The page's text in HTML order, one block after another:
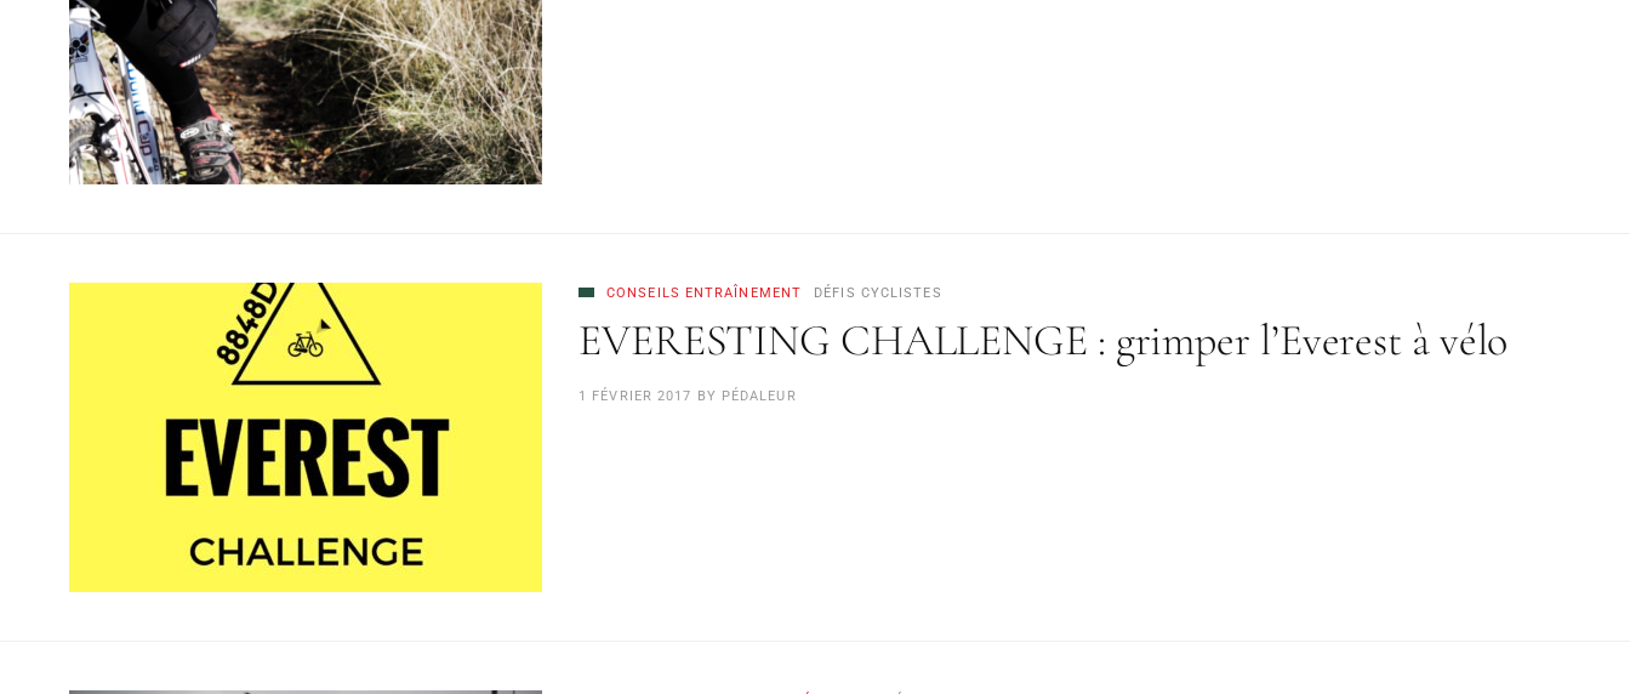
CONSEILS ENTRAÎNEMENT DÉFIS CYCLISTES
EVERESTING CHALLENGE : grimper l’Everest à vélo
1 FÉVRIER 2017 BY PÉDALEUR